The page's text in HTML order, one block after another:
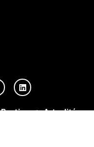
Boutique
Actualités